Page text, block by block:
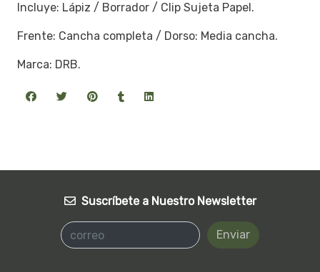
Incluye: Lápiz / Borrador / Clip Sujeta Papel.
Frente: Cancha completa / Dorso: Media cancha.
Marca: DRB.
Suscríbete a Nuestro Newsletter
Enviar